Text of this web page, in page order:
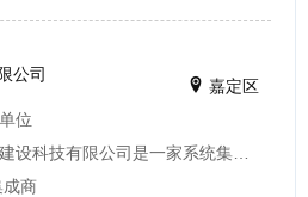
公司
嘉定区
位
各类弱电工程。公司取得高新技术企业认证，有建筑智能化一级、消防二级、机电三级、中国安防一级、上海安防等资质。取得安全防范工程设计、施工与维...
成商